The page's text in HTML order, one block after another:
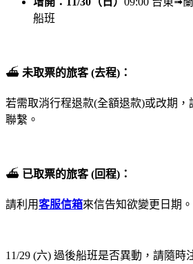
船班
⛴︎ 未取票的旅客 (去程)：
若需取消行程退款(全額退款)或改期，
聯繫。
⛴︎ 已取票的旅客 (回程)：
請利用客服信箱來信告知欲變更日期。
11/29 (六) 過後船班是否異動，請隨時